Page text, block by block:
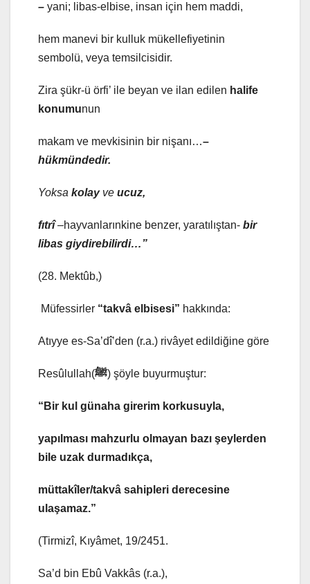
– yani; libas-elbise, insan için hem maddi,
hem manevi bir kulluk mükellefiyetinin
sembolü, veya temsilcisidir.
Zira şükr-ü örfi’ ile beyan ve ilan edilen halife
konumunun
makam ve mevkisinin bir nişanı…–
hükmündedir.
Yoksa kolay ve ucuz,
fıtrî –hayvanlarınkine benzer, yaratılıştan- bir
libas giydirebilirdi…”
(28. Mektûb,)
Müfessirler “takvâ elbisesi” hakkında:
Atıyye es-Sa’dî’den (r.a.) rivâyet edildiğine göre
Resûlullah(ﷺ) şöyle buyurmuştur:
“Bir kul günaha girerim korkusuyla,
yapılması mahzurlu olmayan bazı şeylerden
bile uzak durmadıkça,
müttakîler/takvâ sahipleri derecesine
ulaşamaz.”
(Tirmizî, Kıyâmet, 19/2451.
Sa’d bin Ebû Vakkâs (r.a.),